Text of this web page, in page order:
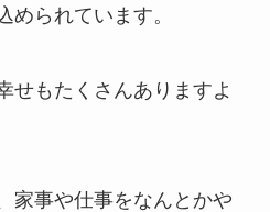
められています。
せもたくさんありますよ
家事や仕事をなんとかや